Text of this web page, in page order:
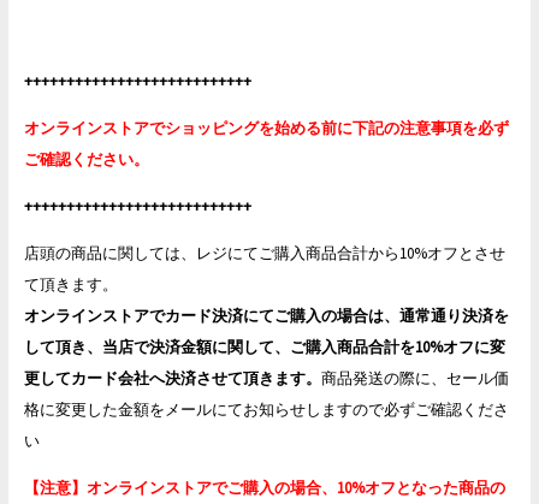
+++++++++++++++++++++++++++
オンラインストアでショッピングを始める前に下記の注意事項を必ず
ご確認ください。
+++++++++++++++++++++++++++
店頭の商品に関しては、レジにてご購入商品合計から10%オフとさせ
て頂きます。
オンラインストアでカード決済にてご購入の場合は、通常通り決済を
して頂き、当店で決済金額に関して、ご購入商品合計を10%オフに変
更してカード会社へ決済させて頂きます。商品発送の際に、セール価
格に変更した金額をメールにてお知らせしますので必ずご確認くださ
い
【注意】オンラインストアでご購入の場合、10%オフとなった商品の